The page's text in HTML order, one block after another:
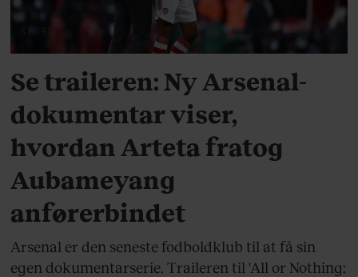
SPORT
Se traileren: Ny Arsenal-
dokumentar viser,
hvordan Arteta fratog
Aubameyang
anførerbindet
Arsenal er den seneste fodboldklub til at få sin
egen dokumentarserie. Traileren til 'All or Nothing: